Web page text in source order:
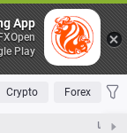
FAVORITES
Forex
Crypto
نمادها
App
Play